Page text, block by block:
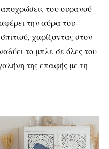
του ουρανού
την αύρα του
χαρίζοντας στον
το μπλε σε όλες του
της επαφής με τη